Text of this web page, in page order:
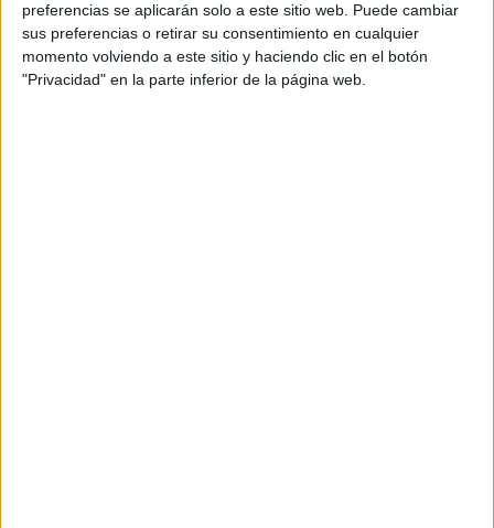
preferencias se aplicarán solo a este sitio web. Puede cambiar
sus preferencias o retirar su consentimiento en cualquier
momento volviendo a este sitio y haciendo clic en el botón
"Privacidad" en la parte inferior de la página web.